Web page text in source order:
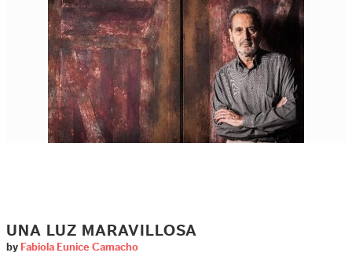
UNA LUZ MARAVILLOSA
by Fabiola Eunice Camacho